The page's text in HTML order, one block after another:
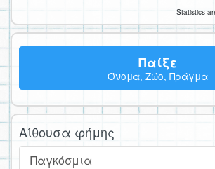
Statistics
Παίξε
Όνομα, Ζώο, Πράγμα
Αίθουσα φήμης
Παγκόσμια